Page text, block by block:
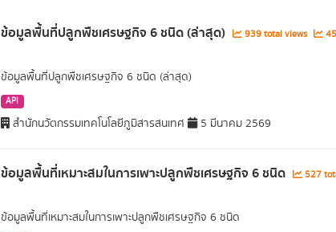
ข้อมูลพื้นที่ปลูกพืชเศรษฐกิจ 6 ชนิด (ล่าสุด) 939 total views 45
ข้อมูลพื้นที่ปลูกพืชเศรษฐกิจ 6 ชนิด (ล่าสุด)
API
สำนักนวัตกรรมเทคโนโลยีภูมิสารสนเทศ 5 มีนาคม 2569
ข้อมูลพื้นที่เหมาะสมในการเพาะปลูกพืชเศรษฐกิจ 6 ชนิด 527
ข้อมูลพื้นที่เหมาะสมในการเพาะปลูกพืชเศรษฐกิจ 6 ชนิด